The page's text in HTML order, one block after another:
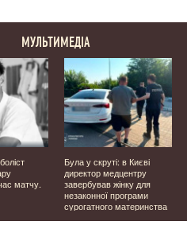
МУЛЬТИМЕДІА
матчу.
Була у скруті: в Києві
директор медцентру
завербував жінку для
незаконної програми
сурогатного материнства